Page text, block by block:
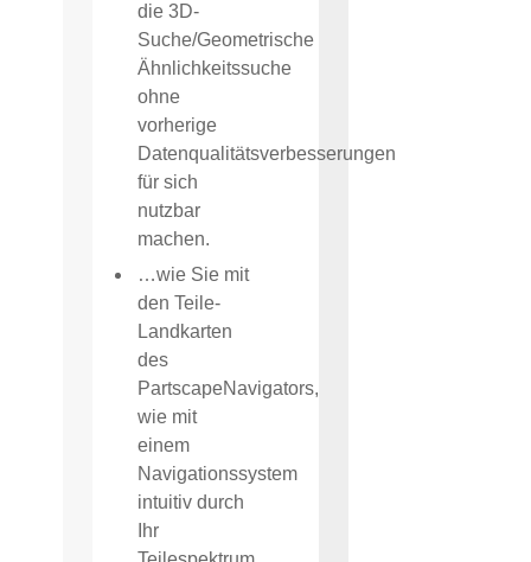
die 3D-
Suche/Geometrische
Ähnlichkeitssuche
ohne
vorherige
Datenqualitätsverbesserungen
für sich
nutzbar
machen.
…wie Sie mit
den Teile-
Landkarten
des
PartscapeNavigators,
wie mit
einem
Navigationssystem
intuitiv durch
Ihr